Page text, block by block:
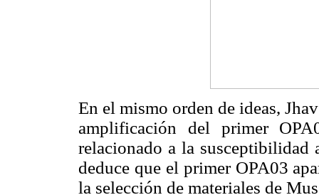
En el mismo orden de ideas,
amplificación del primer
relacionado a la susceptibilidad
deduce que el primer OPA03
la selección de materiales de